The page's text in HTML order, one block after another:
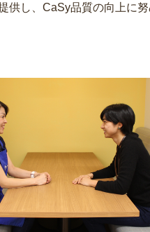
供し、CaSy品質の向上に